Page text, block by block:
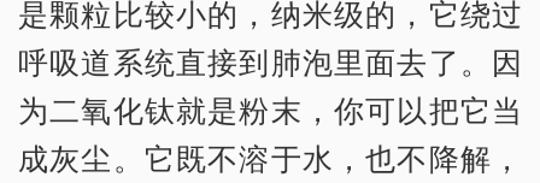
是颗粒比较小的，纳米级的，它绕过
呼吸道系统直接到肺泡里面去了。因
为二氧化钛就是粉末，你可以把它当
成灰尘。它既不溶于水，也不降解，